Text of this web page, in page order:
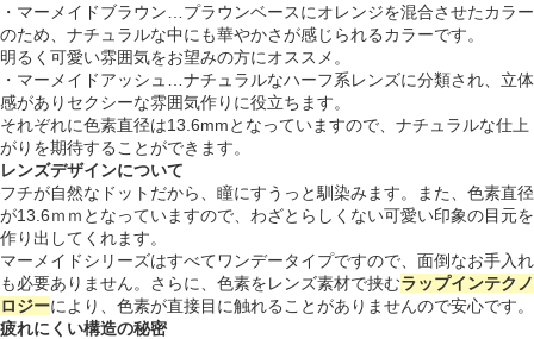
・マーメイドブラウン…プラウンベースにオレンジを混合させたカラー
のため、ナチュラルな中にも華やかさが感じられるカラーです。
明るく可愛い雰囲気をお望みの方にオススメ。
・マーメイドアッシュ…ナチュラルなハーフ系レンズに分類され、立体
感がありセクシーな雰囲気作りに役立ちます。
それぞれに色素直径は13.6mmとなっていますので、ナチュラルな仕上
がりを期待することができます。
レンズデザインについて
フチが自然なドットだから、瞳にすうっと馴染みます。また、色素直径
が13.6ｍｍとなっていますので、わざとらしくない可愛い印象の目元を
作り出してくれます。
マーメイドシリーズはすべてワンデータイプですので、面倒なお手入れ
も必要ありません。さらに、色素をレンズ素材で挟むラップインテクノ
ロジーにより、色素が直接目に触れることがありませんので安心です。
疲れにくい構造の秘密